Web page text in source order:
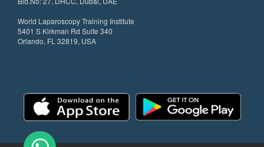
World Laparoscopy Training Institute
5401 S Kirkman Rd Suite 340
Orlando, FL 32819, USA